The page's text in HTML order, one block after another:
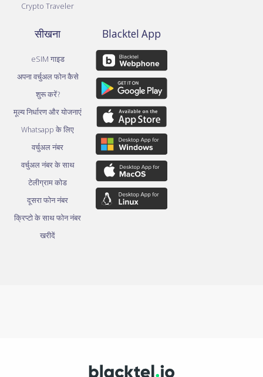
Crypto Traveler
सीखना
eSIM गाइड
अपना वर्चुअल फोन कैसे
शुरू करें?
मूल्य निर्धारण और योजनाएं
Whatsapp के लिए
वर्चुअल नंबर
वर्चुअल नंबर के साथ
टेलीग्राम कोड
दूसरा फोन नंबर
क्रिप्टो के साथ फोन नंबर
खरीदें
Blacktel App